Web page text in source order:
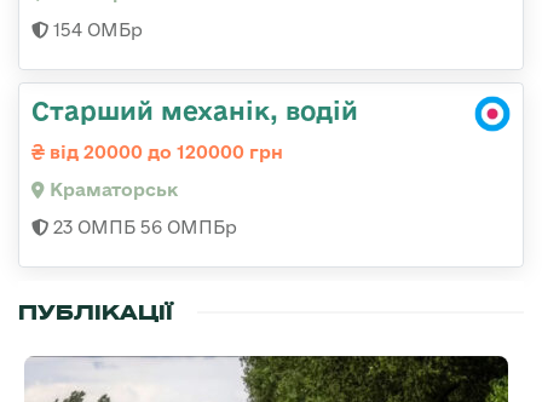
154 ОМБр
Старший механік, водій
від 20000 до 120000 грн
Краматорськ
23 ОМПБ 56 ОМПБр
ПУБЛІКАЦІЇ